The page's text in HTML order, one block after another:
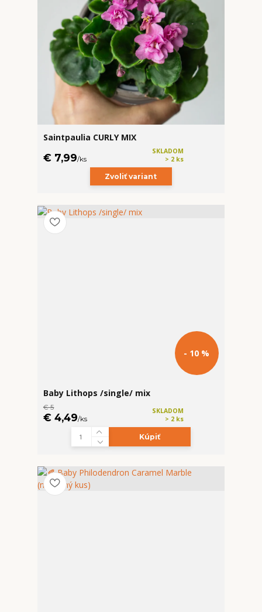
Saintpaulia CURLY MIX
€ 7,99/ks
SKLADOM
> 2 ks
Zvoliť variant
- 10 %
Baby Lithops /single/ mix
€ 5
€ 4,49/ks
SKLADOM
> 2 ks
Kúpiť